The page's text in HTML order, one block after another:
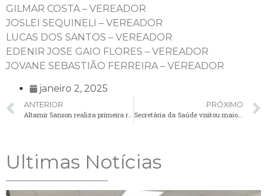
GILMAR COSTA – VEREADOR
JOSLEI SEQUINELI – VEREADOR
LUCAS DOS SANTOS – VEREADOR
EDENIR JOSE GAIO FLORES – VEREADOR
JOVANE SEBASTIÃO FERREIRA – VEREADOR
janeiro 2, 2025
ANTERIOR
Altamir Sanson realiza primeira reunião do secretariado
PRÓXIMO
Secretária da Saúde visitou maioria das unidades de saúde do município
Ultimas Notícias